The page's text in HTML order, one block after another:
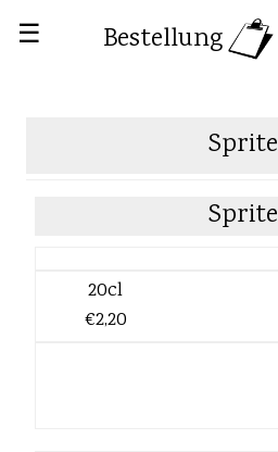
☰ Bestellung
Sprite
Sprite
20cl
€2,20